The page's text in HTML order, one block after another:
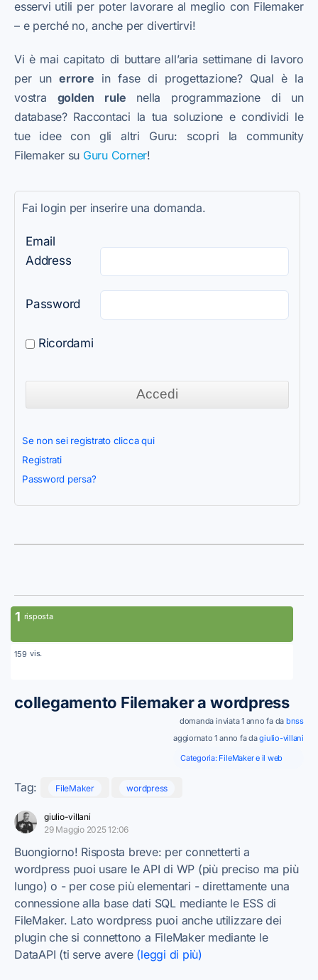
esservi utili per poter lavorare al meglio con Filemaker
– e perché no, anche per divertirvi!
Vi è mai capitato di buttare all’aria settimane di lavoro
per unerrore in fase di progettazione? Qual è la
vostra golden rule nella programmazione di un
database? Raccontaci la tua soluzione e condividi le
tue idee con gli altri Guru: scopri la community
Filemaker su Guru Corner!
Fai login per inserire una domanda.
Email
Address
Password
Ricordami
Se non sei registrato clicca qui
Registrati
Password persa?
1 risposta
159 vis.
collegamento Filemaker a wordpress
domanda inviata 1 anno fa da bnss
aggiornato 1 anno fa dagiulio-villani
Categoria: FileMaker e il web
Tag: FileMaker wordpress
giulio-villani
29 Maggio 2025 12:06
Buongiorno! Risposta breve: per connetterti a
wordpress puoi usare le API di WP (più preciso ma più
lungo) o - per cose più elementari - direttamente una
connessione alla base dati SQL mediante le ESS di
FileMaker. Lato wordpress puoi anche utilizzare dei
plugin che si connettono a FileMaker mediante le
DataAPI (ti serve avere (leggi di più)